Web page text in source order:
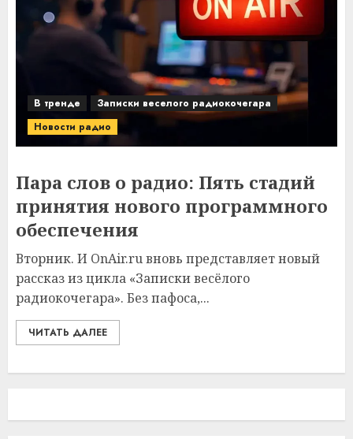
В тренде
Записки веселого радиокочегара
Новости радио
Пара слов о радио: Пять стадий
принятия нового программного
обеспечения
Вторник. И OnAir.ru вновь представляет новый
рассказ из цикла «Записки весёлого
радиокочегара». Без пафоса,...
ЧИТАТЬ ДАЛЕЕ